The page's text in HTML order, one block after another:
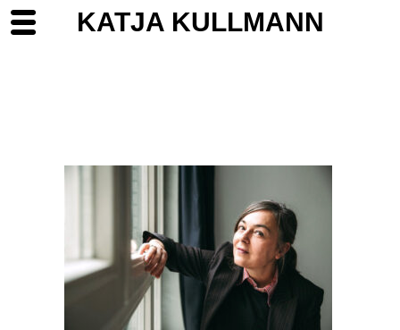
KATJA KULLMANN